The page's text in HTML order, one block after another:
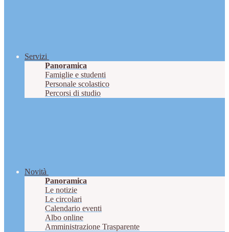
Servizi
Panoramica
Famiglie e studenti
Personale scolastico
Percorsi di studio
Novità
Panoramica
Le notizie
Le circolari
Calendario eventi
Albo online
Amministrazione Trasparente